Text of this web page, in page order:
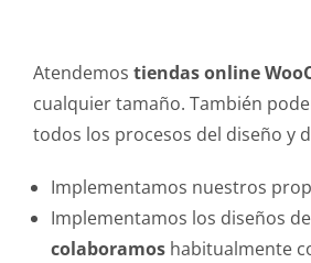
Atendemos tiendas online
cualquier tamaño. También
todos los procesos del diseño y
Implementamos nuestros
Implementamos los diseños
colaboramoshabitualmente